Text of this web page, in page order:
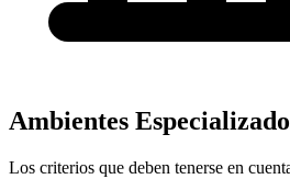
Ambientes
Los criterios que deben tenerse en